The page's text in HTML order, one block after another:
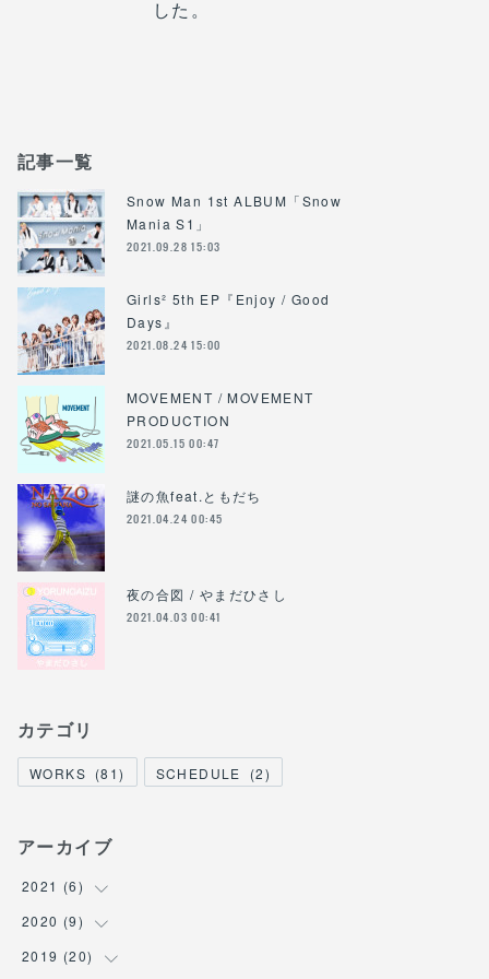
した。
記事一覧
Snow Man 1st ALBUM「Snow
Mania S1」
2021.09.28 15:03
Girls² 5th EP『Enjoy / Good
Days』
2021.08.24 15:00
MOVEMENT / MOVEMENT
PRODUCTION
2021.05.15 00:47
謎の魚feat.ともだち
2021.04.24 00:45
夜の合図 / やまだひさし
2021.04.03 00:41
カテゴリ
WORKS (81) SCHEDULE (2)
アーカイブ
2021 (6)
(1
(1)
2020 (9)
(1)
2019 (20)